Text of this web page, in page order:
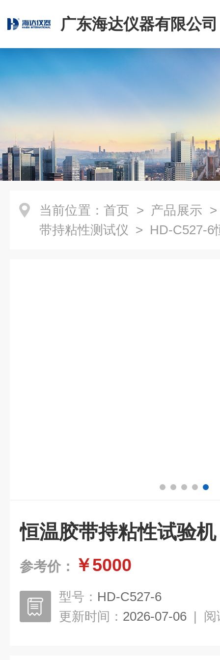
广东海达仪器有限公司
当前位置： 首页 > 产品展示
带持粘性测试仪 > HD-C527-6
恒温胶带持粘性试验机
参考价： ￥5000
型号： HD-C527-6
更新时间： 2026-07-06 | 阅